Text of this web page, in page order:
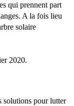
qui prennent part
A la fois lieu
solaire
2020.
solutions pour lutter